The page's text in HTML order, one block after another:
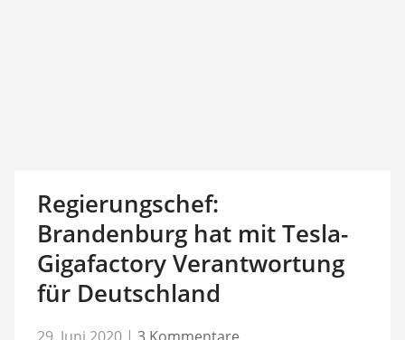
Regierungschef:
Brandenburg hat mit Tesla-
Gigafactory Verantwortung
für Deutschland
29. Juni 2020 | 3 Kommentare